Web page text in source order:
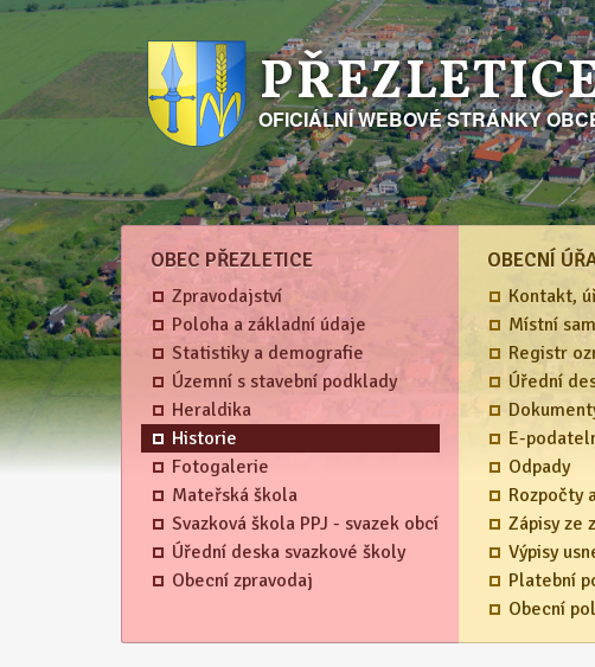
OFICIÁLNÍ WEBOVÉ STRÁNKY
OBEC PŘEZLETICE
Zpravodajství
Poloha a základní údaje
Statistiky a demografie
Územní s stavební podklady
Heraldika
Historie
Fotogalerie
Mateřská škola
Svazková škola PPJ - svazek obcí
Úřední deska svazkové školy
Obecní zpravodaj
OBECNÍ
Kontakt,
Místní
Registr
Úřední
E-
Odpady
Rozpočty
Zápisy ze
Výpisy
Platební
Obecní